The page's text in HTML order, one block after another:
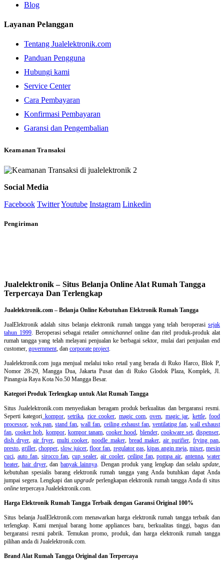
Blog
Layanan Pelanggan
Tentang Jualelektronik.com
Panduan Pengguna
Hubungi kami
Service Center
Cara Pembayaran
Konfirmasi Pembayaran
Garansi dan Pengembalian
Keamanan Transaksi
Social Media
Facebook TwitterYoutube Instagram Linkedin
Pengiriman
Jualelektronik – Situs Belanja Online Alat Rumah Tangga
Terpercaya Dan Terlengkap
Jualelektronik.com – Belanja Online Kebutuhan Elektronik Rumah Tangga
JualElektronik adalah situs belanja elektronik rumah tanggayang telah beroperasisejak
tahun 1999. Beroperasi sebagai retaileromnichannel online dan ritel produk-produk alat
rumah tangga yang telah melayani penjualan ke berbagai sektor, mulai dari penjualan end
customer, government, dan corporate project.
Jualelektronik.com juga menjual melalui toko retail yang berada di Ruko Harco, Blok P,
Nomor 28-29, Mangga Dua, Jakarta Pusat dan di Ruko Glodok Plaza, Komplek, Jl.
Pinangsia Raya Kota No.50 Mangga Besar.
Kategori Produk Terlengkap untuk Alat Rumah Tangga
Situs Jualelektronik.com menyediakan beragam produk berkualitas dan bergaransi resmi.
Seperti kategori kompor,setrika, rice cooker, magic com,oven, magic jar, kettle,food
processor,wok pan,stand fan,wall fan, ceiling exhaust fan, ventilating fan, wall exhaust
fan,cooker hob, kompor, kompor tanam,cooker hood, blender, cookware set,dispenser,
dish dryer,air fryer,multi cooker,noodle maker, bread maker, air purifier, frying pan,
presto,griller,chopper,slow juicer,floor fan, regulator gas, kipas angin meja, mixer,mesin
cuci, auto fan, sirocco fan,cup sealer,air cooler, ceiling fan,pompa air,antenna,water
heater, hair dryer, dan banyak lainnya. Dengan produk yang lengkap dan selalu update,
kebutuhan spesialis barang elektronik rumah tangga yang Anda butuhkan dapat Anda
jumpai segera. Lengkapi danupgrade perlengkapan elektronik rumah tangga Anda di situs
online terpercaya Jualelektronik.com.
Harga Elektronik Rumah Tangga Terbaik dengan Garansi Original 100%
Situs belanjaJualElektronik.com menawarkan harga elektronik rumah tangga terbaik dan
terlengkap. Kami menjual barang home appliances baru, berkualitas tinggi, bagus dan
bergaransi resmi pabrik. Temukan promo, produk, dan harga elektronik rumah tangga
pilihan anda di Jualelektronik.com.
Brand Alat Rumah Tangga Original dan Terpercaya